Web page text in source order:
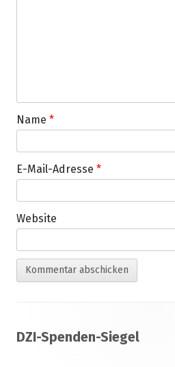
Name *
E-Mail-Adresse *
Website
Inhalt
DZI-Spenden-Siegel